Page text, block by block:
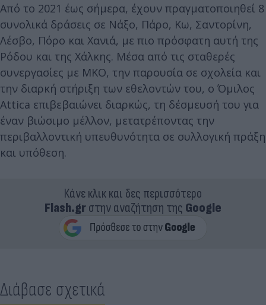
Από το 2021 έως σήμερα, έχουν πραγματοποιηθεί 8
συνολικά δράσεις σε Νάξο, Πάρο, Κω, Σαντορίνη,
Λέσβο, Πόρο και Χανιά, με πιο πρόσφατη αυτή της
Ρόδου και της Χάλκης. Μέσα από τις σταθερές
συνεργασίες με ΜΚΟ, την παρουσία σε σχολεία και
την διαρκή στήριξη των εθελοντών του, ο Όμιλος
Attica επιβεβαιώνει διαρκώς, τη δέσμευσή του για
έναν βιώσιμο μέλλον, μετατρέποντας την
περιβαλλοντική υπευθυνότητα σε συλλογική πράξη
και υπόθεση.
Κάνε κλικ και δες περισσότερο
Flash.grστην αναζήτηση της Google
Διάβασε σχετικά